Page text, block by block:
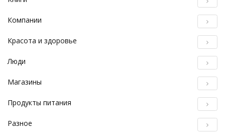
Компании
Красота и здоровье
Люди
Магазины
Продукты питания
Разное